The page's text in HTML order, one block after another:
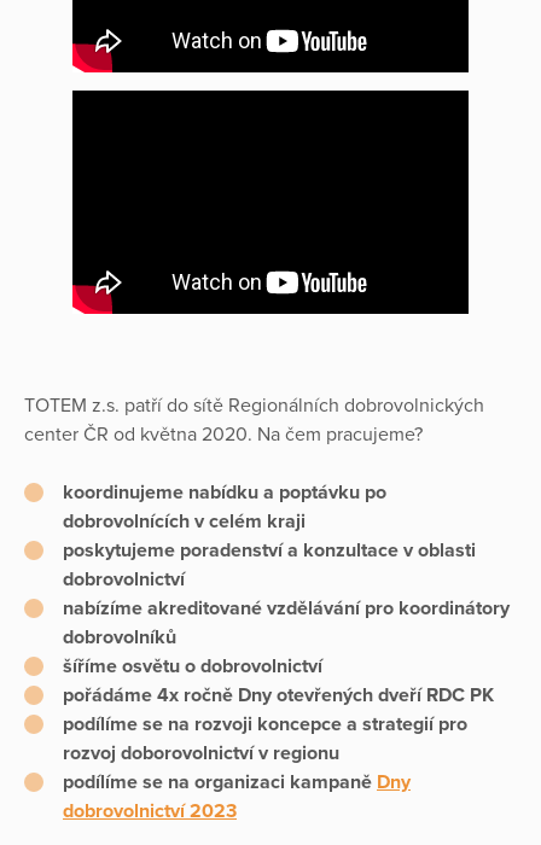
TOTEM z.s. patří do sítě Regionálních dobrovolnických
center ČR od května 2020. Na čem pracujeme?
koordinujeme nabídku a poptávku po
dobrovolnících v celém kraji
poskytujeme poradenství a konzultace v oblasti
dobrovolnictví
nabízíme akreditované vzdělávání pro koordinátory
dobrovolníků
šíříme osvětu o dobrovolnictví
pořádáme 4x ročně Dny otevřených dveří RDC PK
podílíme se na rozvoji koncepce a strategií pro
rozvoj doborovolnictví v regionu
podílíme se na organizaci kampaně Dny
dobrovolnictví 2023